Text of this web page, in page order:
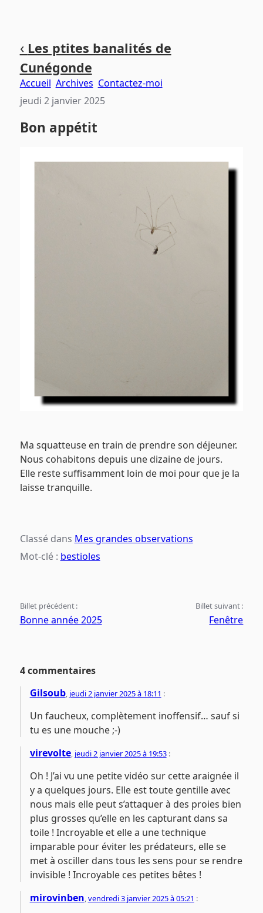
contenu
principal
menu
principal
page
‹ Les ptites banalités de
Cunégonde
Accueil Archives Contactez-moi
jeudi 2 janvier 2025
Bon appétit
Ma squatteuse en train de prendre son déjeuner.
Nous cohabitons depuis une dizaine de jours.
Elle reste suffisamment loin de moi pour que je la
laisse tranquille.
Classé dans Mes grandes observations
Mot-clé : bestioles
Billet précédent :
Bonne année 2025
Billet suivant :
Fenêtre
4 commentaires
Gilsoub, jeudi 2 janvier 2025 à 18:11 :
Un faucheux, complètement inoffensif… sauf si
tu es une mouche ;-)
virevolte, jeudi 2 janvier 2025 à 19:53:
Oh ! J’ai vu une petite vidéo sur cette araignée il
y a quelques jours. Elle est toute gentille avec
nous mais elle peut s’attaquer à des proies bien
plus grosses qu’elle en les capturant dans sa
toile ! Incroyable et elle a une technique
imparable pour éviter les prédateurs, elle se
met à osciller dans tous les sens pour se rendre
invisible ! Incroyable ces petites bêtes !
mirovinben vendredi 3 janvier 2025 à 05:21 :